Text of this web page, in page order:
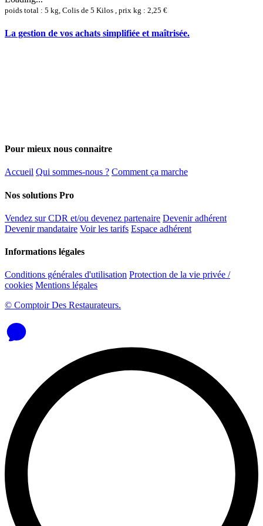
poids total : 5 kg, Colis de 5 Kilos , prix kg : 2,25 €
La gestion de vos achats simplifiée et maîtrisée.
Pour mieux nous connaitre
Accueil Qui sommes-nous ? Comment ça marche
Nos solutions Pro
Vendez sur CDR et/ou devenez partenaire Devenir adhérent
Devenir mandataire Voir les tarifs Espace adhérent
Informations légales
Conditions générales d'utilisation Protection de la vie privée /
cookies Mentions légales
© Comptoir Des Restaurateurs.